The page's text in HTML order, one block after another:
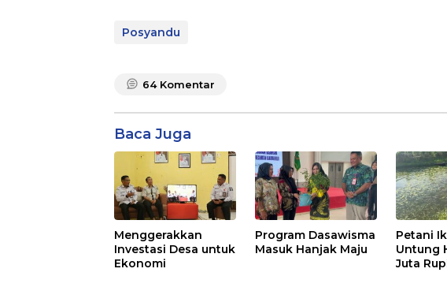
Posyandu
64 Komentar
Baca Juga
Menggerakkan
Investasi Desa untuk
Ekonomi
Program Dasawisma
Masuk Hanjak Maju
Petani
Untung
Juta